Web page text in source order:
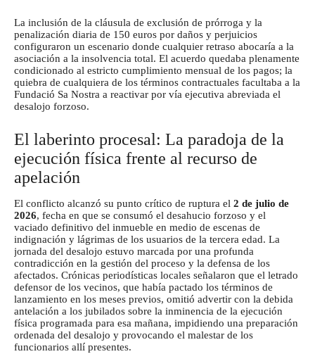
La inclusión de la cláusula de exclusión de prórroga y la
penalización diaria de 150 euros por daños y perjuicios
configuraron un escenario donde cualquier retraso abocaría a la
asociación a la insolvencia total. El acuerdo quedaba plenamente
condicionado al estricto cumplimiento mensual de los pagos; la
quiebra de cualquiera de los términos contractuales facultaba a la
Fundació Sa Nostra a reactivar por vía ejecutiva abreviada el
desalojo forzoso.
El laberinto procesal: La paradoja de la
ejecución física frente al recurso de
apelación
El conflicto alcanzó su punto crítico de ruptura el 2 de julio de
2026, fecha en que se consumó el desahucio forzoso y el
vaciado definitivo del inmueble en medio de escenas de
indignación y lágrimas de los usuarios de la tercera edad. La
jornada del desalojo estuvo marcada por una profunda
contradicción en la gestión del proceso y la defensa de los
afectados. Crónicas periodísticas locales señalaron que el letrado
defensor de los vecinos, que había pactado los términos de
lanzamiento en los meses previos, omitió advertir con la debida
antelación a los jubilados sobre la inminencia de la ejecución
física programada para esa mañana, impidiendo una preparación
ordenada del desalojo y provocando el malestar de los
funcionarios allí presentes.